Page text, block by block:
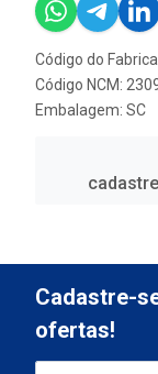
Código do
Código NCM:
Embalagem: SC
Cadastre-
ofertas!